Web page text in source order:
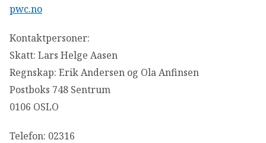
pwc.no
Kontaktpersoner:
Skatt: Lars Helge Aasen
Regnskap: Erik Andersen og Ola Anfinsen
Postboks 748 Sentrum
0106 OSLO
Telefon: 02316